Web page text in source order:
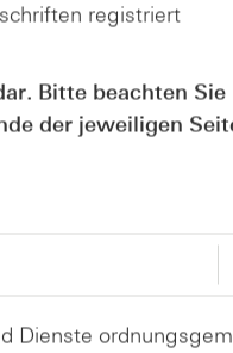
registriert
Bitte beachten Sie
der jeweiligen
Dienste